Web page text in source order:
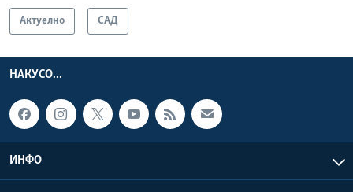
Актуелно САД
НАКУСО...
ИНФО